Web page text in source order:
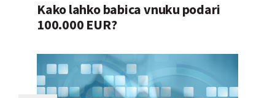
Kako lahko babica vnuku podari
100.000 EUR?